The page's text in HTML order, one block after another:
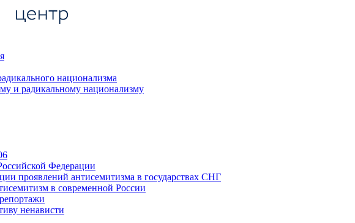
национализма
и радикальному национализму
Федерации
проявлений антисемитизма в государствах СНГ
в современной России
ненависти